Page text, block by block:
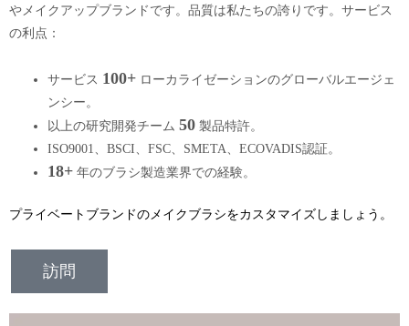
やメイクアップブランドです。品質は私たちの誇りです。サービス
の利点：
サービス 100+ ローカライゼーションのグローバルエージェ
ンシー。
以上の研究開発チーム 50 製品特許。
ISO9001、BSCI、FSC、SMETA、ECOVADIS認証。
18+ 年のブラシ製造業界での経験。
プライベートブランドのメイクブラシをカスタマイズしましょう。
訪問